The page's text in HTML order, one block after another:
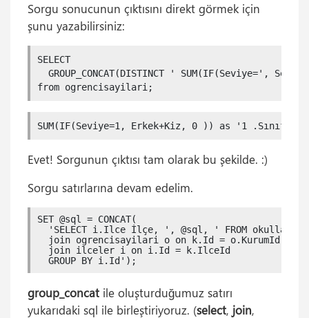
Sorgu sonucunun çıktısını direkt görmek için
şunu yazabilirsiniz:
SELECT
GROUP_CONCAT(DISTINCT '
from ogrencisayilari;
SUM(IF(Seviye=1, Erkek+Kiz, 0 )) as '1 .Sınıf',
Evet! Sorgunun çıktısı tam olarak bu şekilde. :)
Sorgu satırlarına devam edelim.
SET @sql = CONCAT(
  'SELECT i.Ilce İlçe, ', @sql, ' FROM okullar k
  join ogrencisayilari o on k.Id = o.KurumId
  join ilceler i on i.Id = k.IlceId
  GROUP BY i.Id');
group_concat ile oluşturduğumuz satırı
yukarıdaki sql ile birleştiriyoruz. (select, join,